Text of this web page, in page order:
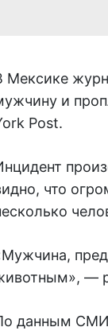
Мексике
и
Post.
что
—
данным